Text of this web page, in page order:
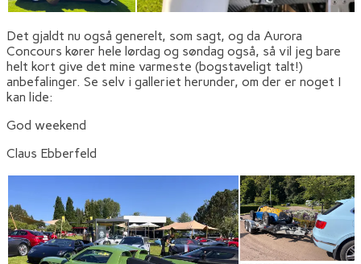
Det gjaldt nu også generelt, som sagt, og da Aurora
Concours kører hele lørdag og søndag også, så vil jeg bare
helt kort give det mine varmeste (bogstaveligt talt!)
anbefalinger. Se selv i galleriet herunder, om der er noget I
kan lide:
God weekend
Claus Ebberfeld